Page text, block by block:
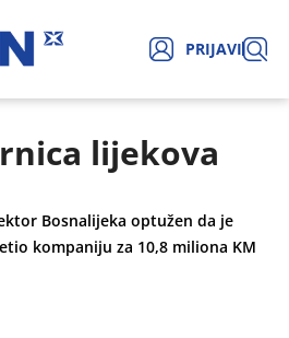
PRIJAVI
lijekova
Bosnalijeka optužen da je
kompaniju za 10,8 miliona KM